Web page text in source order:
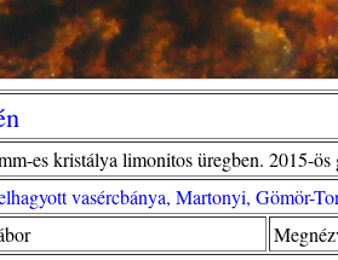
es kristálya limonitos üregben. 2015-ös
vasércbánya, Martonyi, Gömör-